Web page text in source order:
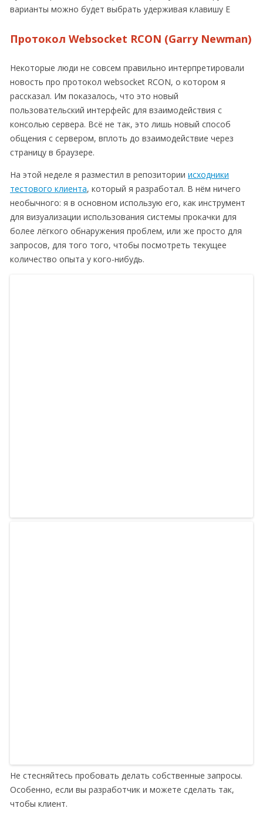
варианты можно будет выбрать удерживая клавишу Е
Протокол Websocket RCON (Garry Newman)
Некоторые люди не совсем правильно интерпретировали
новость про протокол websocket RCON, о котором я
рассказал. Им показалось, что это новый
пользовательский интерфейс для взаимодействия с
консолью сервера. Всё не так, это лишь новый способ
общения с сервером, вплоть до взаимодействие через
страницу в браузере.
На этой неделе я разместил в репозитории исходники
тестового клиента, который я разработал. В нём ничего
необычного: я в основном использую его, как инструмент
для визуализации использования системы прокачки для
более лёгкого обнаружения проблем, или же просто для
запросов, для того того, чтобы посмотреть текущее
количество опыта у кого-нибудь.
Не стесняйтесь пробовать делать собственные запросы.
Особенно, если вы разработчик и можете сделать так,
чтобы клиент.